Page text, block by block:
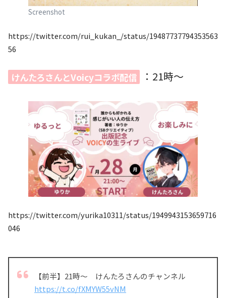
Screenshot
https://twitter.com/rui_kukan_/status/19487737794353563
56
けんたろさんとVoicyコラボ配信 ：21時〜
https://twitter.com/yurika10311/status/1949943153659716
046
【前半】21時〜 けんたろさんのチャンネル
https://t.co/fXMYW55vNM